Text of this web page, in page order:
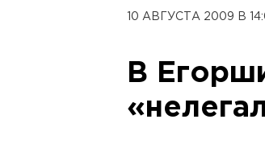
10 АВГУСТА 2009 В
В